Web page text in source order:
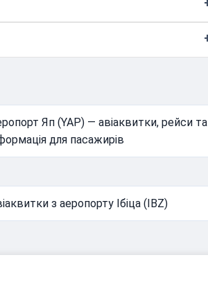
Яп (YAP) — авіаквитки, рейси та
для пасажирів
з аеропорту Ібіца (IBZ)